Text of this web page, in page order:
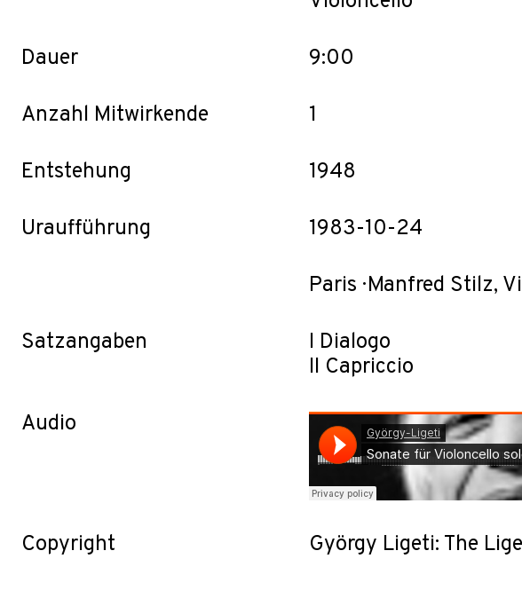
Dauer 9:00
Anzahl Mitwirkende 1
Entstehung 1948
Uraufführung 1983-10-24
Paris · Manfred Stilz,
Satzangaben
I Dialogo
II Capriccio
Audio
Copyright György Ligeti: The